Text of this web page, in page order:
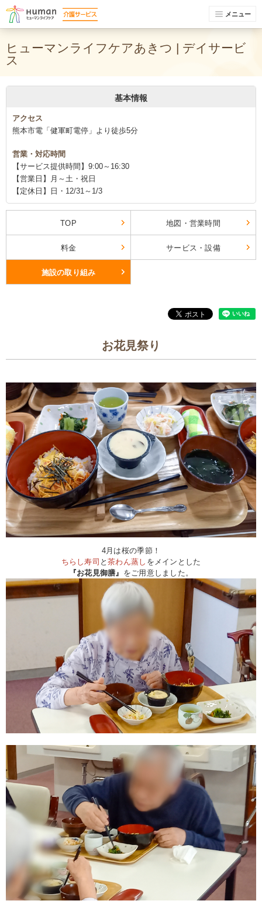
メニュー
ヒューマンライフケアあきつ | デイサービ
ス
基本情報
アクセス
熊本市電「健軍町電停」より徒歩5分
営業・対応時間
【サービス提供時間】9:00～16:30
【営業日】月～土・祝日
【定休日】日・12/31～1/3
TOP 地図・営業時間
料金 サービス・設備
施設の取り組み
お花見祭り
4月は桜の季節！
ちらし寿司 と茶わん蒸し をメインとした
『お花見御膳』 をご用意しました。